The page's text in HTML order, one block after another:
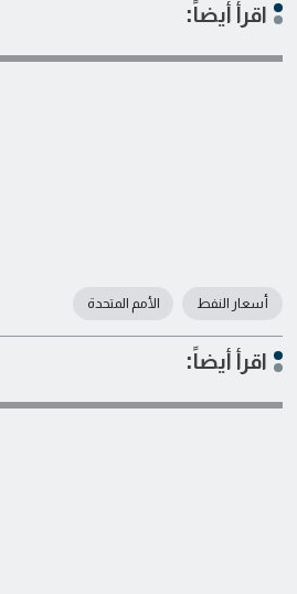
اقرأ أيضاً:
أسعار النفط الأمم المتحدة
اقرأ أيضاً: